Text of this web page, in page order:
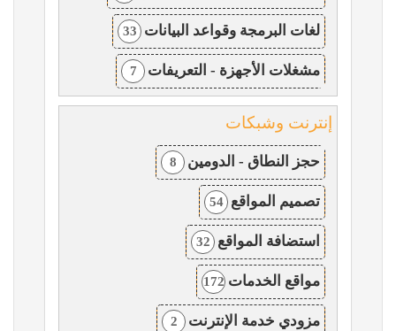
لغات البرمجة وقواعد البيانات 33
مشغلات الأجهزة - التعريفات 7
إنترنت وشبكات
حجز النطاق - الدومين 8
تصميم المواقع 54
استضافة المواقع 32
مواقع الخدمات 172
مزودي خدمة الإنترنت 2